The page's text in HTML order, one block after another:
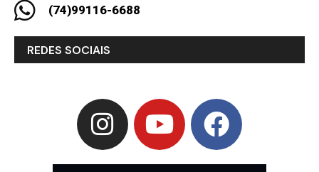
(74)99116-6688
REDES SOCIAIS